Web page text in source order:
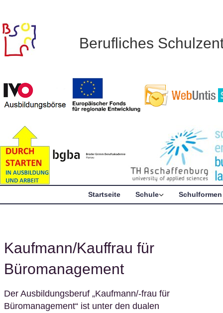
Berufliches
Startseite Schule Schulformen
Kaufmann/Kauffrau für
Büromanagement
Der Ausbildungsberuf „Kaufmann/-frau für
Büromanagement“ ist unter den dualen